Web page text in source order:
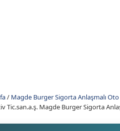
/ Magde Burger Sigorta Anlaşmalı
Tic.san.a.ş. Magde Burger Sigorta